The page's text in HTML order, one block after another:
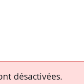
désactivées.